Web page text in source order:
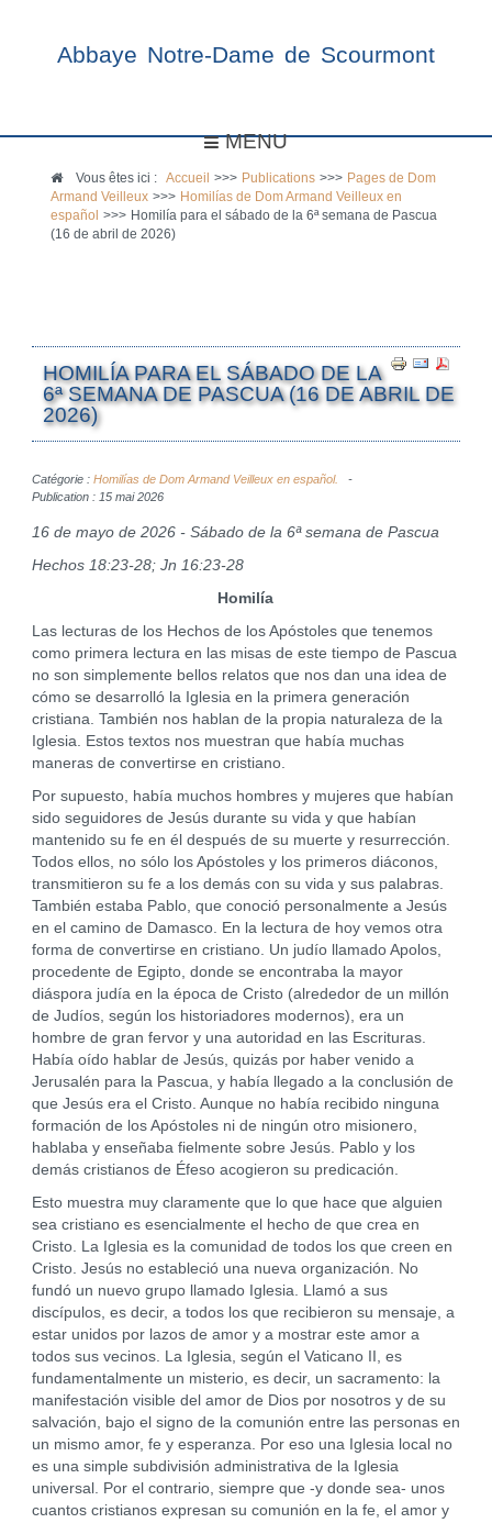
Abbaye Notre-Dame de Scourmont
MENU
Vous êtes ici :Accueil >>> Publications >>> Pages de Dom
Armand Veilleux >>> Homilías de Dom Armand Veilleux en
español
>>> Homilía para el sábado de la 6ª semana de Pascua
(16 de abril de 2026)
HOMILÍA PARA EL SÁBADO DE LA
6ª SEMANA DE PASCUA (16 DE ABRIL DE
2026)
Catégorie : Homilías de Dom Armand Veilleux en español.
Publication : 15 mai 2026
16 de mayo de 2026 - Sábado de la 6ª semana de Pascua
Hechos 18:23-28; Jn 16:23-28
Homilía
Las lecturas de los Hechos de los Apóstoles que tenemos
como primera lectura en las misas de este tiempo de Pascua
no son simplemente bellos relatos que nos dan una idea de
cómo se desarrolló la Iglesia en la primera generación
cristiana. También nos hablan de la propia naturaleza de la
Iglesia. Estos textos nos muestran que había muchas
maneras de convertirse en cristiano.
Por supuesto, había muchos hombres y mujeres que habían
sido seguidores de Jesús durante su vida y que habían
mantenido su fe en él después de su muerte y resurrección.
Todos ellos, no sólo los Apóstoles y los primeros diáconos,
transmitieron su fe a los demás con su vida y sus palabras.
También estaba Pablo, que conoció personalmente a Jesús
en el camino de Damasco. En la lectura de hoy vemos otra
forma de convertirse en cristiano. Un judío llamado Apolos,
procedente de Egipto, donde se encontraba la mayor
diáspora judía en la época de Cristo (alrededor de un millón
de Judíos, según los historiadores modernos), era un
hombre de gran fervor y una autoridad en las Escrituras.
Había oído hablar de Jesús, quizás por haber venido a
Jerusalén para la Pascua, y había llegado a la conclusión de
que Jesús era el Cristo. Aunque no había recibido ninguna
formación de los Apóstoles ni de ningún otro misionero,
hablaba y enseñaba fielmente sobre Jesús. Pablo y los
demás cristianos de Éfeso acogieron su predicación.
Esto muestra muy claramente que lo que hace que alguien
sea cristiano es esencialmente el hecho de que crea en
Cristo. La Iglesia es la comunidad de todos los que creen en
Cristo. Jesús no estableció una nueva organización. No
fundó un nuevo grupo llamado Iglesia. Llamó a sus
discípulos, es decir, a todos los que recibieron su mensaje, a
estar unidos por lazos de amor y a mostrar este amor a
todos sus vecinos. La Iglesia, según el Vaticano II, es
fundamentalmente un misterio, es decir, un sacramento: la
manifestación visible del amor de Dios por nosotros y de su
salvación, bajo el signo de la comunión entre las personas en
un mismo amor, fe y esperanza. Por eso una Iglesia local no
es una simple subdivisión administrativa de la Iglesia
universal. Por el contrario, siempre que -y donde sea- unos
cuantos cristianos expresan su comunión en la fe, el amor y